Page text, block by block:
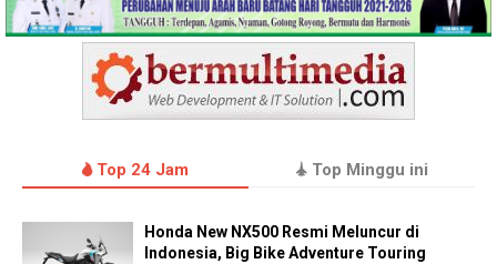
Top 24 Jam Top Minggu ini
Honda New NX500 Resmi Meluncur di
Indonesia, Big Bike Adventure Touring